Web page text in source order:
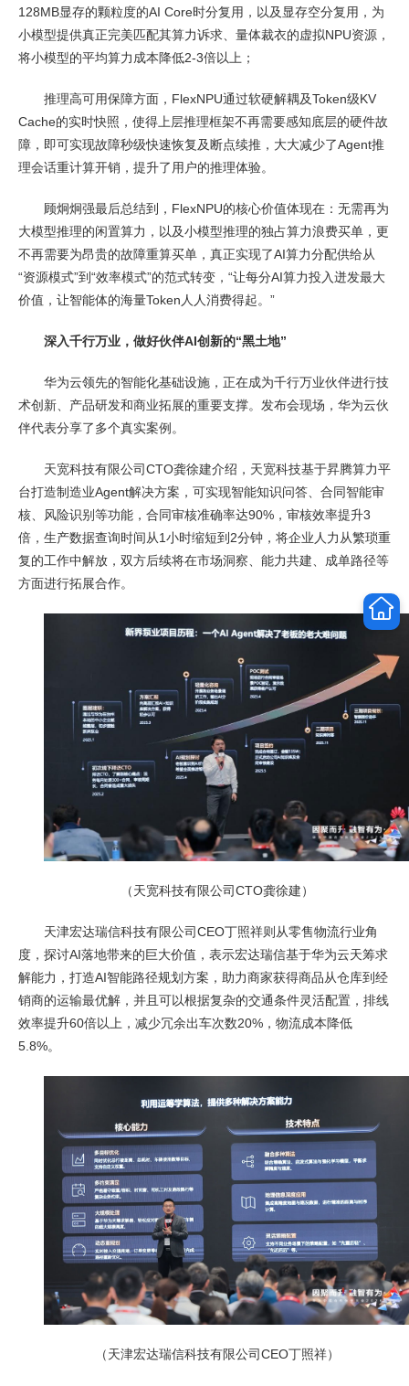
128MB显存的颗粒度的AI Core时分复用，以及显存空分复用，为
小模型提供真正完美匹配其算力诉求、量体裁衣的虚拟NPU资源，
将小模型的平均算力成本降低2-3倍以上；
推理高可用保障方面，FlexNPU通过软硬解耦及Token级KV
Cache的实时快照，使得上层推理框架不再需要感知底层的硬件故
障，即可实现故障秒级快速恢复及断点续推，大大减少了Agent推
理会话重计算开销，提升了用户的推理体验。
顾炯炯强最后总结到，FlexNPU的核心价值体现在：无需再为
大模型推理的闲置算力，以及小模型推理的独占算力浪费买单，更
不再需要为昂贵的故障重算买单，真正实现了AI算力分配供给从
“资源模式”到“效率模式”的范式转变，“让每分AI算力投入迸发最大
价值，让智能体的海量Token人人消费得起。”
深入千行万业，做好伙伴AI创新的“黑土地”
华为云领先的智能化基础设施，正在成为千行万业伙伴进行技
术创新、产品研发和商业拓展的重要支撑。发布会现场，华为云伙
伴代表分享了多个真实案例。
天宽科技有限公司CTO龚徐建介绍，天宽科技基于昇腾算力平
台打造制造业Agent解决方案，可实现智能知识问答、合同智能审
核、风险识别等功能，合同审核准确率达90%，审核效率提升3
倍，生产数据查询时间从1小时缩短到2分钟，将企业人力从繁琐重
复的工作中解放，双方后续将在市场洞察、能力共建、成单路径等
方面进行拓展合作。
（天宽科技有限公司CTO龚徐建）
天津宏达瑞信科技有限公司CEO丁照祥则从零售物流行业角
度，探讨AI落地带来的巨大价值，表示宏达瑞信基于华为云天筹求
解能力，打造AI智能路径规划方案，助力商家获得商品从仓库到经
销商的运输最优解，并且可以根据复杂的交通条件灵活配置，排线
效率提升60倍以上，减少冗余出车次数20%，物流成本降低
5.8%。
（天津宏达瑞信科技有限公司CEO丁照祥）